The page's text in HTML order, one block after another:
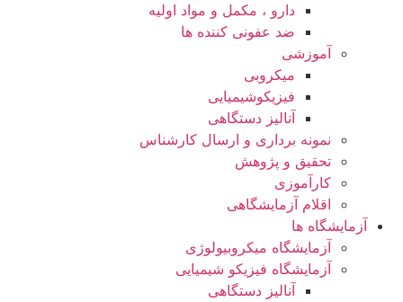
دارو ، مکمل و مواد اولیه
ضد عفونی کننده ها
آموزشی
میکروبی
فیزیکوشیمیایی
آنالیز دستگاهی
نمونه برداری و ارسال کارشناس
تحقیق و پژوهش
کارآموزی
اقلام آزمایشگاهی
آزمایشگاه ها
آزمایشگاه میکروبیولوژی
آزمایشگاه فیزیکو شیمیایی
آنالیز دستگاهی